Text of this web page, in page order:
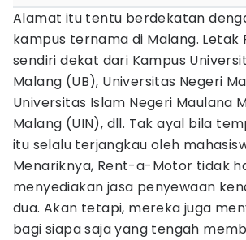
Alamat itu tentu berdekatan
kampus ternama di Malang.
sendiri dekat dari Kampus
Malang (UB), Universitas Negeri
Universitas Islam Negeri Maulana
Malang (UIN), dll. Tak ayal bila
itu selalu terjangkau oleh
Menariknya, Rent-a-Motor tidak
menyediakan jasa penyewaan
dua. Akan tetapi, mereka juga
bagi siapa saja yang tengah